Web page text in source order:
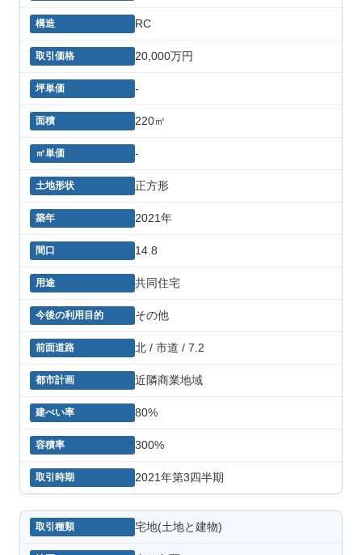
RC
20,000万円
-
220㎡
-
正方形
2021年
14.8
共同住宅
その他
北 / 市道 / 7.2
近隣商業地域
80%
300%
2021年第3四半期
宅地(土地と建物)